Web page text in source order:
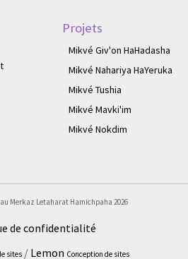
Projets
Mikvé Giv'on HaHadasha
Mikvé Nahariya HaYeruka
Mikvé Tushia
Mikvé Mavki'im
Mikvé Nokdim
au Merkaz Letaharat Hamichpaha 2026
de confidentialité
sites / Lemon Conception de sites